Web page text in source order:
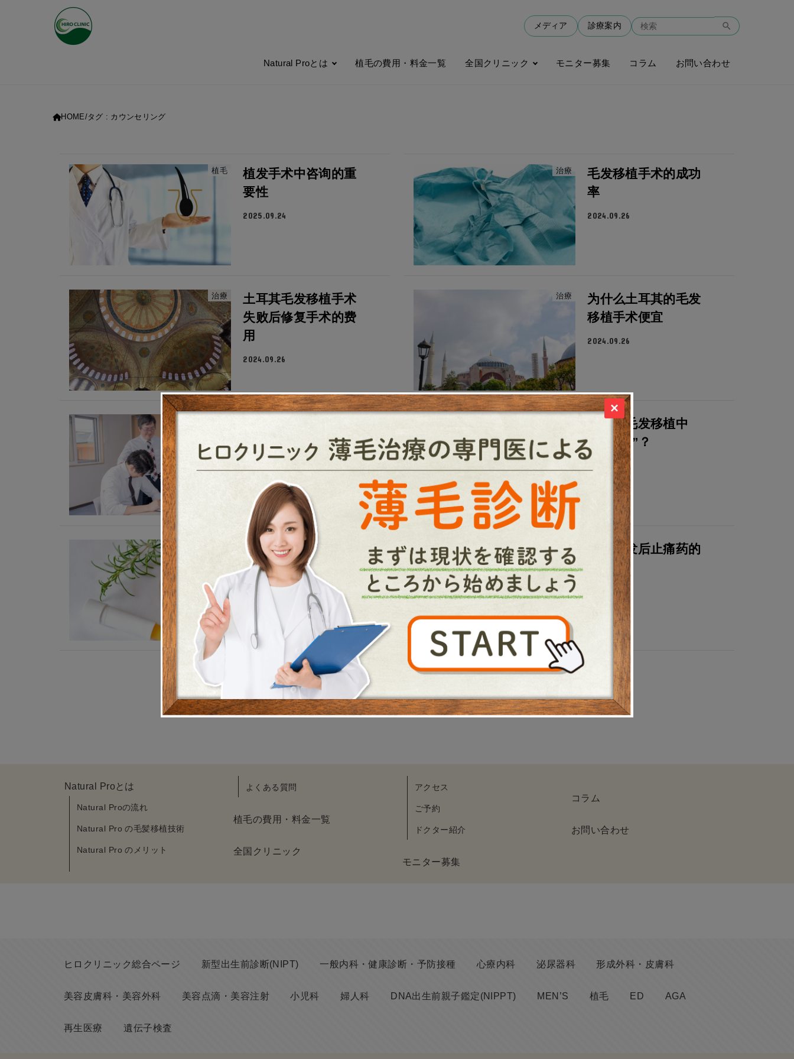
メディア 診療案内
Natural Proとは 植毛の費用・料金一覧 全国クリニック モニター募集 コラム お問い合わせ
HOME タグ : カウンセリング
植毛
植发手术中咨询的重
要性
2025.09.24
治療
毛发移植手术的成功
率
2024.09.26
治療
土耳其毛发移植手术
失败后修复手术的费
用
2024.09.26
治療
为什么土耳其的毛发
移植手术便宜
2024.09.26
后也是安全的
什么是毛发移植中
的“千株”？
2024.09.25
毛发移植手术后使用
类固醇软膏
2024.09.23
治療
关于植发后止痛药的
2024.09.23
pagination
1
Natural Proとは
Natural Proの流れ
Natural Pro の毛髪移植技術
Natural Pro のメリット
よくある質問
植毛の費用・料金一覧
全国クリニック
アクセス
ご予約
ドクター紹介
モニター募集
コラム
お問い合わせ
ヒロクリニック総合ページ 新型出生前診断(NIPT) 一般内科・健康診断・予防接種 心療内科 泌尿器科 形成外科・皮膚科
美容皮膚科・美容外科 美容点滴・美容注射 小児科 婦人科 DNA出生前親子鑑定(NIPPT) MEN’S 植毛 ED AGA
再生医療 遺伝子検査
×